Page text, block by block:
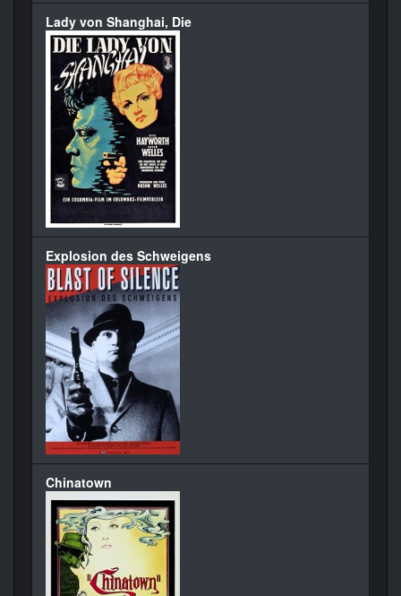
Lady von Shanghai, Die
Explosion des Schweigens
Chinatown